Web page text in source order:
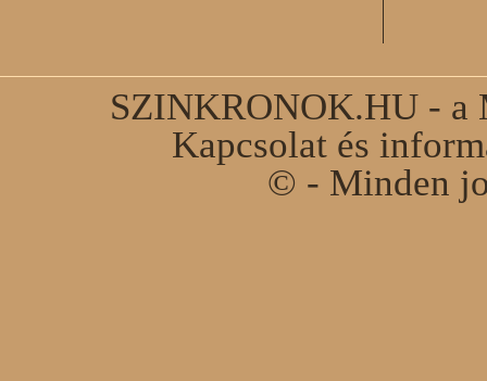
SZINKRONOK.HU - a
Kapcsolat és
© - Minden